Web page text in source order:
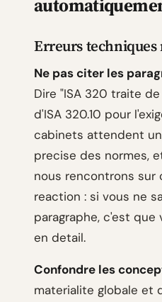
Erreurs
Ne pas citer les
Dire "ISA 320 traite
d'ISA 320.10 pour
cabinets attendent
precise des normes,
nous rencontrons sur
reaction : si vous ne
paragraphe, c'est que
en detail.
Confondre les
materialite globale et